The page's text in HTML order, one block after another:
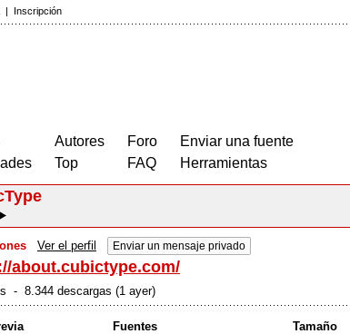
| Inscripción
Autores
Top
Foro
FAQ
Enviar una fuente
Herramientas
Ver el perfil Enviar un mensaje privado
about.cubictype.com/
- 8.344 descargas (1 ayer)
Fuentes
Tamaño